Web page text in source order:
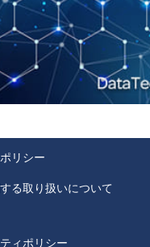
リシー
る取り扱いについて
ィポリシー